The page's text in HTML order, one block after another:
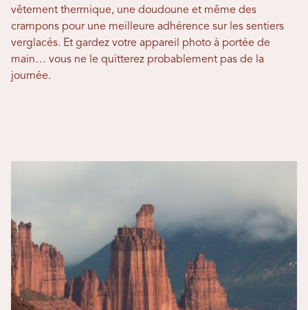
vêtement thermique, une doudoune et même des
crampons pour une meilleure adhérence sur les sentiers
verglacés. Et gardez votre appareil photo à portée de
main… vous ne le quitterez probablement pas de la
journée.